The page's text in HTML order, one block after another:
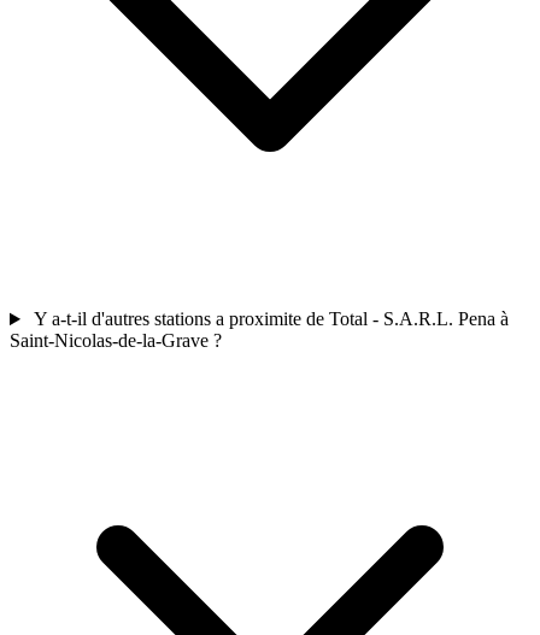
Y a-t-il d'autres stations a proximite de Total - S.A.R.L. Pena à
Saint-Nicolas-de-la-Grave ?